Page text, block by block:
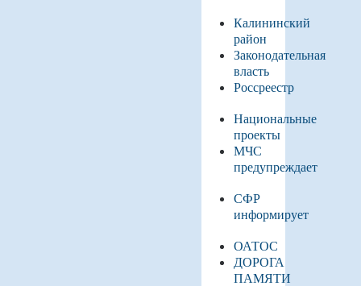
Калининский
район
Законодательная
власть
Россреестр
Национальные
проекты
МЧС
предупреждает
СФР
информирует
ОАТОС
ДОРОГА
ПАМЯТИ